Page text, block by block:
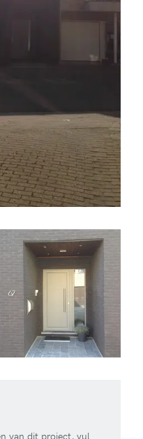
van dit project, vul